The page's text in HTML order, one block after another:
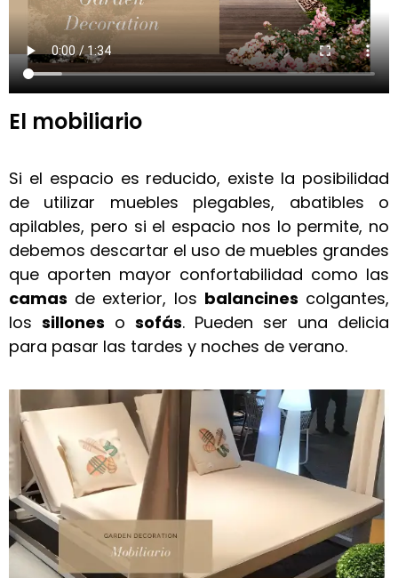
El mobiliario
Si el espacio es reducido, existe la posibilidad
de utilizar muebles plegables, abatibles o
apilables, pero si el espacio nos lo permite, no
debemos descartar el uso de muebles grandes
que aporten mayor confortabilidad como las
camas de exterior, los balancines colgantes,
los sillones o sofás. Pueden ser una delicia
para pasar las tardes y noches de verano.